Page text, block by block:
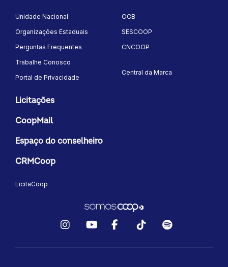
Unidade Nacional
Organizações Estaduais
Perguntas Frequentes
Trabalhe Conosco
Portal de Privacidade
OCB
SESCOOP
CNCOOP
Central da Marca
Licitações
CoopMail
Espaço do conselheiro
CRMCoop
LicitaCoop